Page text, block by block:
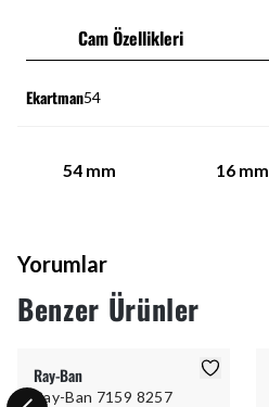
Cam Özellikleri
Ekartman54
54 mm 16 mm
Yorumlar
Benzer Ürünler
Ray-Ban
Ray-Ban 7159 8257